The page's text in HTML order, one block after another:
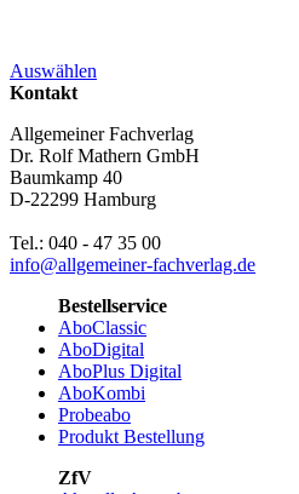
Auswählen
Kontakt
Allgemeiner Fachverlag
Dr. Rolf Mathern GmbH
Baumkamp 40
D-22299 Hamburg
Tel.: 040 - 47 35 00
info@allgemeiner-fachverlag.de
Bestellservice
AboClassic
AboDigital
AboPlus Digital
AboKombi
Probeabo
Produkt Bestellung
ZfV